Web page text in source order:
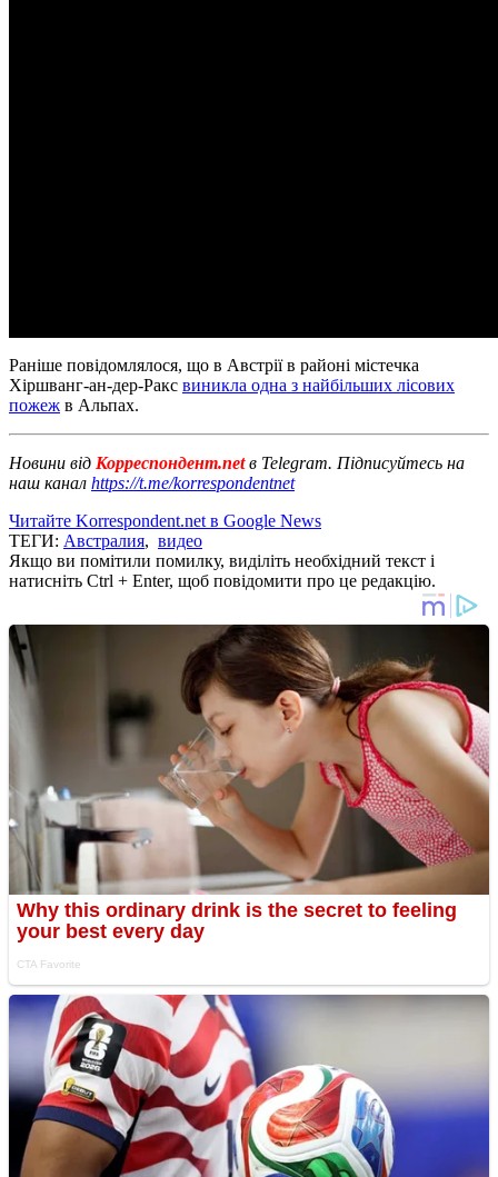
Раніше повідомлялося, що в Австрії в районі містечка
Хіршванг-ан-дер-Ракс виникла одна з найбільших лісових
пожеж в Альпах.
Новини від Корреспондент.netв Telegram. Підписуйтесь на
наш канал https://t.me/korrespondentnet
Читайте Korrespondent.net в Google News
ТЕГИ: Австралия, видео
Якщо ви помітили помилку, виділіть необхідний текст і
натисніть Ctrl + Enter, щоб повідомити про це редакцію.